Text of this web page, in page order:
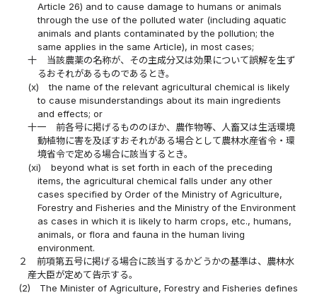
Article 26) and to cause damage to humans or animals
through the use of the polluted water (including aquatic
animals and plants contaminated by the pollution; the
same applies in the same Article), in most cases;
十
当該農薬の名称が、その主成分又は効果について誤解を生ず
るおそれがあるものであるとき。
(x)
the name of the relevant agricultural chemical is likely
to cause misunderstandings about its main ingredients
and effects; or
十一
前各号に掲げるもののほか、農作物等、人畜又は生活環境
動植物に害を及ぼすおそれがある場合として農林水産省令・環
境省令で定める場合に該当するとき。
(xi)
beyond what is set forth in each of the preceding
items, the agricultural chemical falls under any other
cases specified by Order of the Ministry of Agriculture,
Forestry and Fisheries and the Ministry of the Environment
as cases in which it is likely to harm crops, etc., humans,
animals, or flora and fauna in the human living
environment.
２
前項第五号に掲げる場合に該当するかどうかの基準は、農林水
産大臣が定めて告示する。
(2)
The Minister of Agriculture, Forestry and Fisheries defines